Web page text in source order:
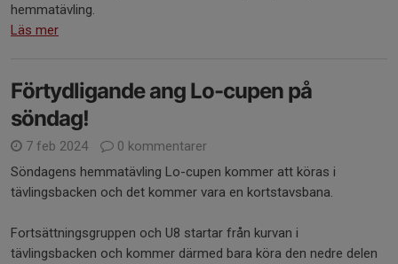
hemmatävling.
Läs mer
Förtydligande ang Lo-cupen på
söndag!
7 feb 2024
0 kommentarer
Söndagens hemmatävling Lo-cupen kommer att köras i
tävlingsbacken och det kommer vara en kortstavsbana.
Fortsättningsgruppen och U8 startar från kurvan i
tävlingsbacken och kommer därmed bara köra den nedre delen